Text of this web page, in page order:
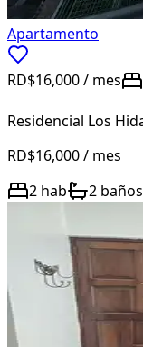
Apartamento
RD$16,000/ mes
Residencial Los
RD$16,000/ mes
2 hab 2 baños